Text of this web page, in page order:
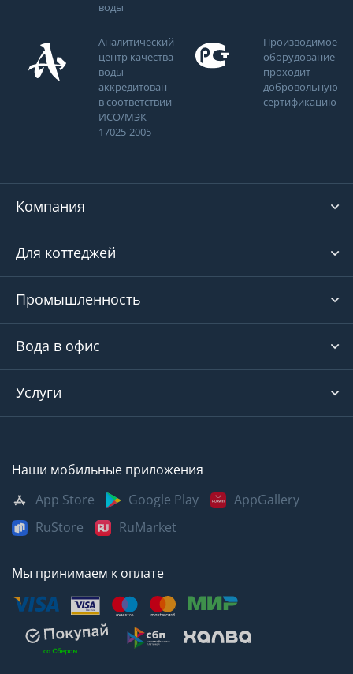
воды
Аналитический
центр качества
воды
аккредитован
в соответствии
ИСО/МЭК
17025-2005
Производимое
оборудование
проходит
добровольную
сертификацию
Компания
Для коттеджей
Промышленность
Вода в офис
Услуги
Наши мобильные приложения
App Store
Google Play
AppGallery
RuStore
RuMarket
Мы принимаем к оплате